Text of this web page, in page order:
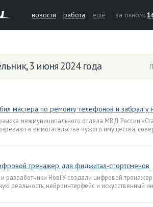
новости работа ещё за окном:
3 июня 2024 года
мастера по ремонту телефонов и забрал у
межмуниципального отдела МВД России
в вымогательстве чужого имущества,
тренажер для фиджитал-спортсменов
и разработчики НовГУ создали цифровой
реальность, нейроинтерфейс и искусственный